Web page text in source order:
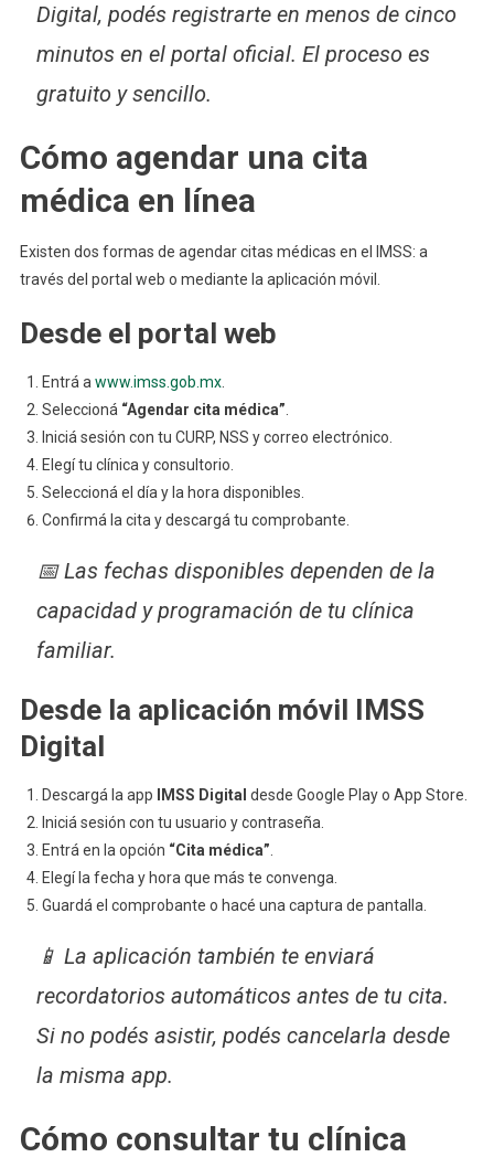
Digital, podés registrarte en menos de cinco
minutos en el portal oficial. El proceso es
gratuito y sencillo.
Cómo agendar una cita
médica en línea
Existen dos formas de agendar citas médicas en el IMSS: a
través del portal web o mediante la aplicación móvil.
Desde el portal web
Entrá a www.imss.gob.mx.
Seleccioná “Agendar cita médica”
Iniciá sesión con tu CURP, NSS y correo electrónico.
Elegí tu clínica y consultorio.
Seleccioná el día y la hora disponibles.
Confirmá la cita y descargá tu comprobante.
📅 Las fechas disponibles dependen de la
capacidad y programación de tu clínica
familiar.
Desde la aplicación móvil IMSS
Digital
Descargá la app IMSS Digital desde Google Play o App Store.
Iniciá sesión con tu usuario y contraseña.
Entrá en la opción “Cita médica”
Elegí la fecha y hora que más te convenga.
Guardá el comprobante o hacé una captura de pantalla.
📱 La aplicación también te enviará
recordatorios automáticos antes de tu cita.
Si no podés asistir, podés cancelarla desde
la misma app.
Cómo consultar tu clínica